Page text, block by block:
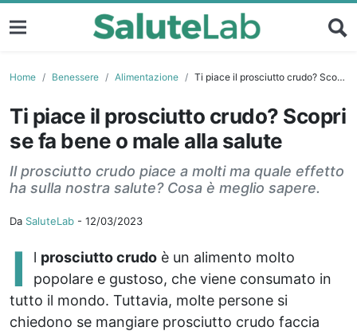
Home Benessere Alimentazione Ti piace il prosciutto crudo? Scopri se fa bene o male alla salute
Ti piace il prosciutto crudo? Scopri
se fa bene o male alla salute
Il prosciutto crudo piace a molti ma quale effetto
ha sulla nostra salute? Cosa è meglio sapere.
Da SaluteLab - 12/03/2023
I l prosciutto crudo è un alimento molto
popolare e gustoso, che viene consumato in
tutto il mondo. Tuttavia, molte persone si
chiedono se mangiare prosciutto crudo faccia